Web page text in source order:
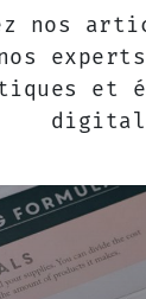
nos
et
digital